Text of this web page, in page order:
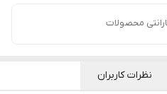
محصولات
نظرات کاربران